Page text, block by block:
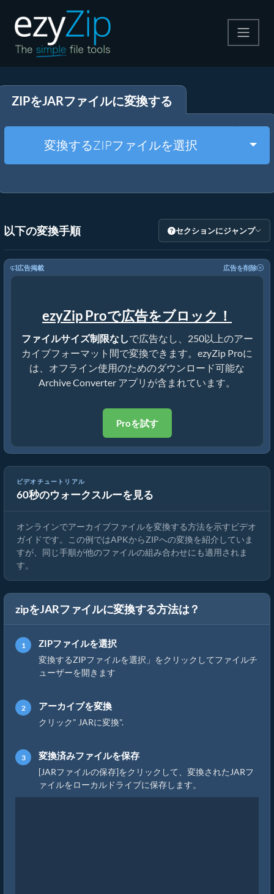
解凍する
その他のツール
ZIPをJARファイルに変換する
変換するZIPファイルを選択
以下の変換手順 セクションにジャンプ
広告掲載 広告を削除
ezyZip Proで広告をブロック！
ファイルサイズ制限なしで広告なし、250以上のアー
カイブフォーマット間で変換できます。ezyZip Proに
は、オフライン使用のためのダウンロード可能な
Archive Converter アプリが含まれています。
Proを試す
ビデオチュートリアル
60秒のウォークスルーを見る
ezyZipを使ったアーカイブファイルの変換方法
オンラインでアーカイブファイルを変換する方法を示すビデオ
ガイドです。この例ではAPKからZIPへの変換を紹介していま
すが、同じ手順が他のファイルの組み合わせにも適用されま
す。
zipをJARファイルに変換する方法は？
ZIPファイルを選択
変換するZIPファイルを選択」をクリックしてファイルチ
ューザーを開きます
アーカイブを変換
クリック" JARに変換".
変換済みファイルを保存
[JARファイルの保存]をクリックして、変換されたJARフ
ァイルをローカルドライブに保存します。